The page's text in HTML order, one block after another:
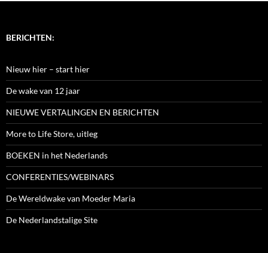
BERICHTEN:
Nieuw hier – start hier
De wake van 12 jaar
NIEUWE VERTALINGEN EN BERICHTEN
More to Life Store, uitleg
BOEKEN in het Nederlands
CONFERENTIES/WEBINARS
De Wereldwake van Moeder Maria
De Nederlandstalige Site